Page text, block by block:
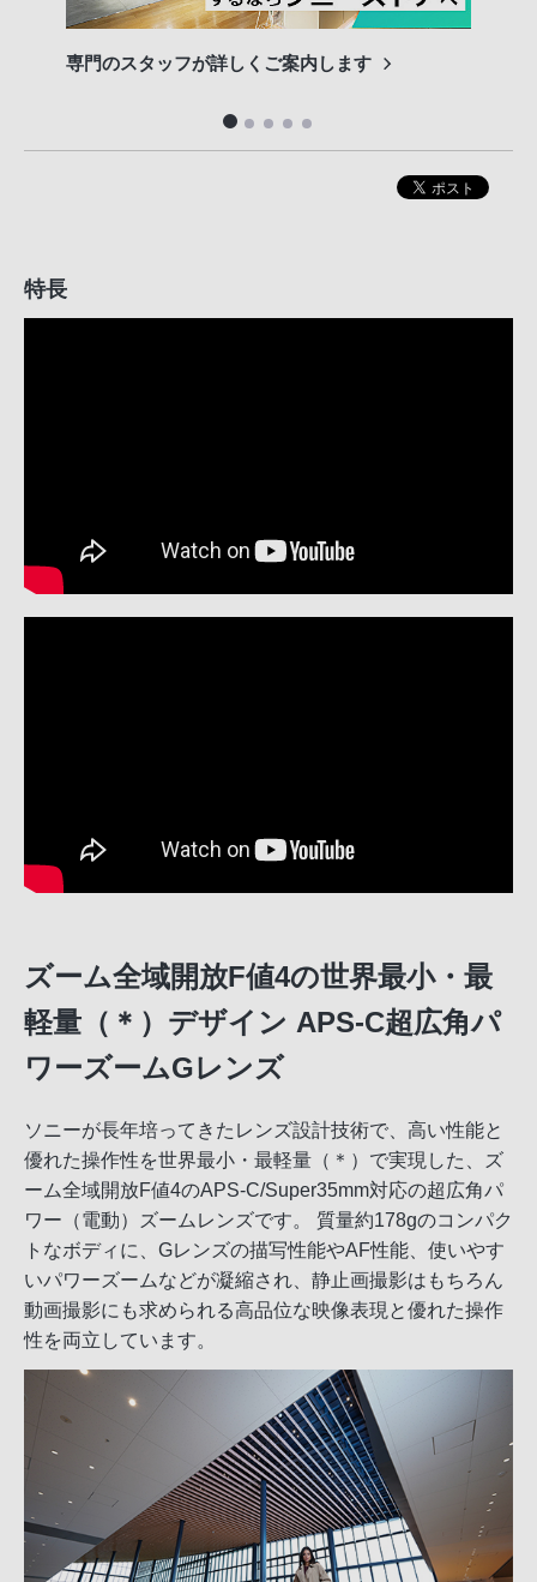
専門のスタッフが詳しくご案内します
特長
ズーム全域開放F値4の世界最小・最
軽量（＊）デザイン APS-C超広角パ
ワーズームGレンズ
ソニーが長年培ってきたレンズ設計技術で、高い性能と
優れた操作性を世界最小・最軽量（＊）で実現した、ズ
ーム全域開放F値4のAPS-C/Super35mm対応の超広角パ
ワー（電動）ズームレンズです。 質量約178gのコンパク
トなボディに、Gレンズの描写性能やAF性能、使いやす
いパワーズームなどが凝縮され、静止画撮影はもちろん
動画撮影にも求められる高品位な映像表現と優れた操作
性を両立しています。